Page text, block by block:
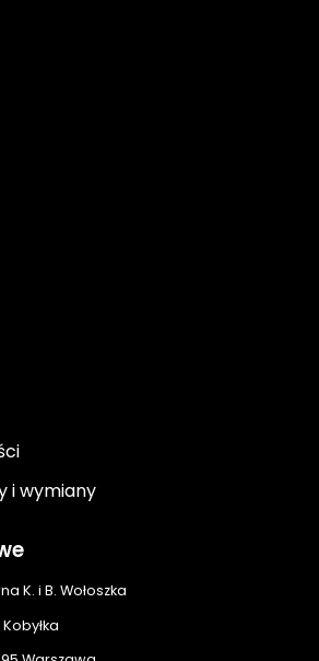
i wymiany
K. i B. Wołoszka